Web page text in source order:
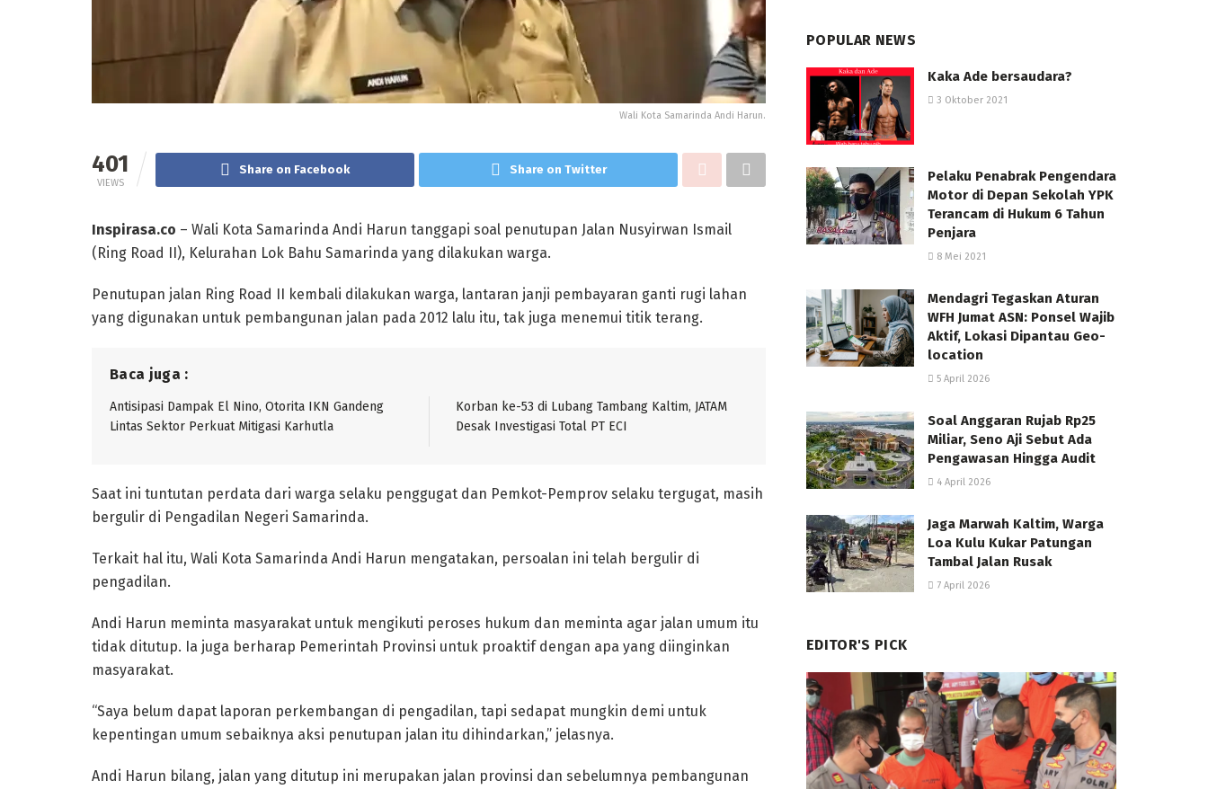
Wali Kota Samarinda Andi Harun.
401
VIEWS
Share on Facebook Share on Twitter
Inspirasa.co – Wali Kota Samarinda Andi Harun tanggapi soal penutupan Jalan Nusyirwan Ismail
(Ring Road II), Kelurahan Lok Bahu Samarinda yang dilakukan warga.
Penutupan jalan Ring Road II kembali dilakukan warga, lantaran janji pembayaran ganti rugi lahan
yang digunakan untuk pembangunan jalan pada 2012 lalu itu, tak juga menemui titik terang.
Baca juga :
Antisipasi Dampak El Nino, Otorita IKN Gandeng
Lintas Sektor Perkuat Mitigasi Karhutla
Korban ke-53 di Lubang Tambang Kaltim, JATAM
Desak Investigasi Total PT ECI
Saat ini tuntutan perdata dari warga selaku penggugat dan Pemkot-Pemprov selaku tergugat, masih
bergulir di Pengadilan Negeri Samarinda.
Terkait hal itu, Wali Kota Samarinda Andi Harun mengatakan, persoalan ini telah bergulir di
pengadilan.
Andi Harun meminta masyarakat untuk mengikuti peroses hukum dan meminta agar jalan umum itu
tidak ditutup. Ia juga berharap Pemerintah Provinsi untuk proaktif dengan apa yang diinginkan
masyarakat.
“Saya belum dapat laporan perkembangan di pengadilan, tapi sedapat mungkin demi untuk
kepentingan umum sebaiknya aksi penutupan jalan itu dihindarkan,” jelasnya.
Andi Harun bilang, jalan yang ditutup ini merupakan jalan provinsi dan sebelumnya pembangunan
POPULAR NEWS
Kaka Ade bersaudara?
3 Oktober 2021
Pelaku Penabrak Pengendara
Motor di Depan Sekolah YPK
Terancam di Hukum 6 Tahun
Penjara
8 Mei 2021
Mendagri Tegaskan Aturan
WFH Jumat ASN: Ponsel Wajib
Aktif, Lokasi Dipantau Geo-
location
5 April 2026
Soal Anggaran Rujab Rp25
Miliar, Seno Aji Sebut Ada
Pengawasan Hingga Audit
4 April 2026
Jaga Marwah Kaltim, Warga
Loa Kulu Kukar Patungan
Tambal Jalan Rusak
7 April 2026
EDITOR'S PICK